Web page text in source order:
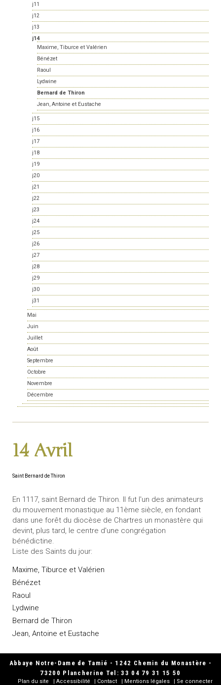
j11
j12
j13
j14
Maxime, Tiburce et Valérien
Bénézet
Raoul
Lydwine
Bernard de Thiron
Jean, Antoine et Eustache
j15
j16
j17
j18
j19
j20
j21
j22
j23
j24
j25
j26
j27
j28
j29
j30
j31
Mai
Juin
Juillet
Août
Septembre
Octobre
Novembre
Décembre
14 Avril
Saint Bernard de Thiron
En 1117, saint Bernard de Thiron. Il fut l'un des animateurs
du mouvement monastique au 11ème siècle, en fondant
dans une forêt du diocèse de Chartres un monastère qui
devint, plus tard, le centre d'une congrégation
bénédictine.
Liste des Saints du jour:
Maxime, Tiburce et Valérien
Bénézet
Raoul
Lydwine
Bernard de Thiron
Jean, Antoine et Eustache
Abbaye Notre-Dame de Tamié - 1242 Chemin du Monastère -
73200 Plancherine Tel: 33 04 79 31 15 50
Plan du site Accessibilité Contact Mentions légales
Se connecter